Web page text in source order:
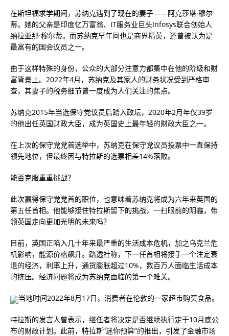
在斯坦福求学期间，苏纳克遇到了现在的妻子——阿克莎塔·穆尔
蒂。她的父亲是印度亿万富翁、IT服务业巨头Infosys联合创始人
纳拉亚那·穆尔蒂。而苏纳克早年间也是商界精英，还曾被认为是
最富有的国会议员之一。
由于这样特殊的身份，公众的大部分注意力都集中在他的阶级和财
富背景上。2022年4月，苏纳克及其家人的财务状况受到严格审
查，其妻子的税务细节曾一度成为人们关注的焦点。
苏纳克2015年当选保守党议员后踏入政坛，2020年2月年仅39岁
的他出任英国财政大臣，成为英国史上最年轻的财政大臣之一。
在上次的保守党党首选举中，苏纳克在保守党议员投票中一直保持
领先地位，但最终因与特拉斯的选票相差14%落败。
能否克服重重挑战？
此次赢得保守党党首的职位，也意味着苏纳克将成为六年来英国的
第五任首相。他能够接住特拉斯留下的挑战，一扫眼前的阴霾，带
领英国走向更加光明的未来吗？
目前，英国正陷入几十年来最严重的生活成本危机，加之乌克兰危
机影响，能源价格飙升。路透社称，下一任首相将接手一个注定衰
退的经济，利率上升，通货膨胀超过10%，数百万人面临生活成本
的挤压。经济问题将成为苏纳克面临的第一个难关。
当地时间2022年8月17日，消费者在伦敦的一家超市购买食品。
特拉斯的发言人曾表示，继任者将决定是否继续执行定于10月底公
布的财政计划。此前，特拉斯“迷你预算”的推出，引发了金融市场